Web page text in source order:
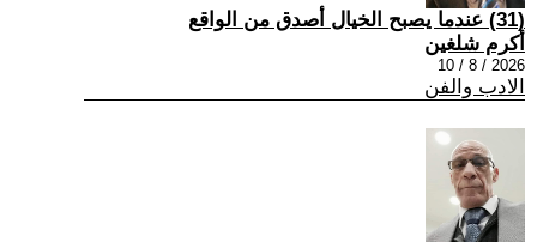
(31) عندما يصبح الخيال أصدق من الواقع
أكرم شلغين
2026 / 8 / 10
الادب والفن